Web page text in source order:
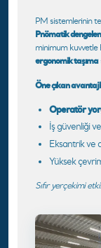
PM sistemlerinin
Pnömatik
minimum
ergonomik taşıma
Öne çıkan
Operatör
İş güvenliği
Eksantrik ve
Yüksek
Sıfır yerçekimi